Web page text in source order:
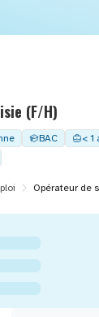
(F/H)
BAC < 1
Opérateur de